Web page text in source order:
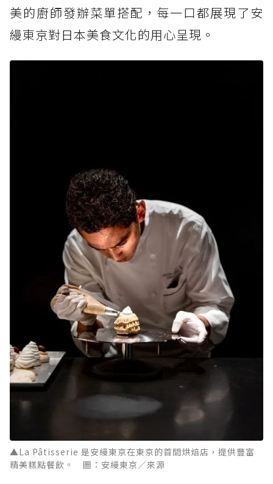
美的廚師發辦菜單搭配，每一口都展現了安
縵東京對日本美食文化的用心呈現。
▲La Pâtisserie 是安縵東京在東京的首間烘焙店，提供豐富
精美糕點餐飲。 圖：安縵東京／來源